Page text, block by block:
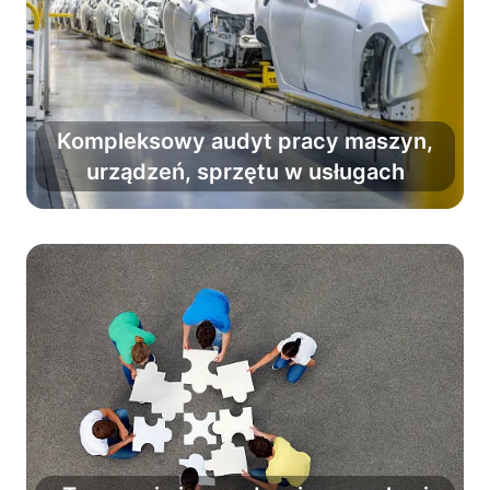
Kompleksowy audyt pracy maszyn,
urządzeń, sprzętu w usługach
Zminimalizuj ryzyko usterek i pracuj
bez strat maszynogodzin.